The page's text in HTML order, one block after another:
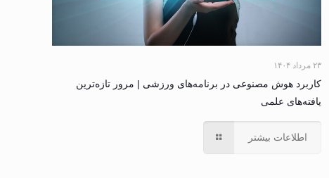
۲۳ مرداد ۱۴۰۴
کاربرد هوش مصنوعی در برنامه‌های ورزشی | مرور تازه‌ترین
یافته‌های علمی
اطلاعات بیشتر